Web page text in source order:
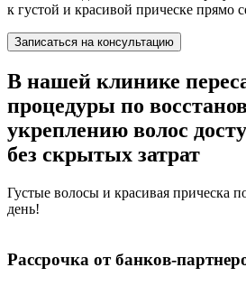
к густой и красивой прическе прямо
Записаться на консультацию
В нашей клинике
процедуры по
укреплению волос
без скрытых затрат
Густые волосы и красивая прическа
день!
Рассрочка от банков-